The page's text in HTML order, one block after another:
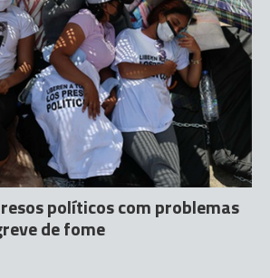
políticos com problemas
de fome